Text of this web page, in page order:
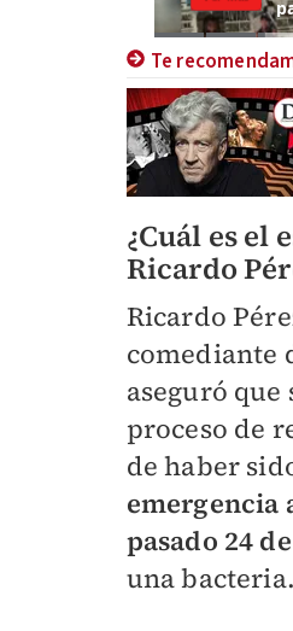
Te
¿Cuál es el
Ricardo
Ricardo
comediante
aseguró que
proceso de
de haber
emergencia
pasado 24
una bacteria.